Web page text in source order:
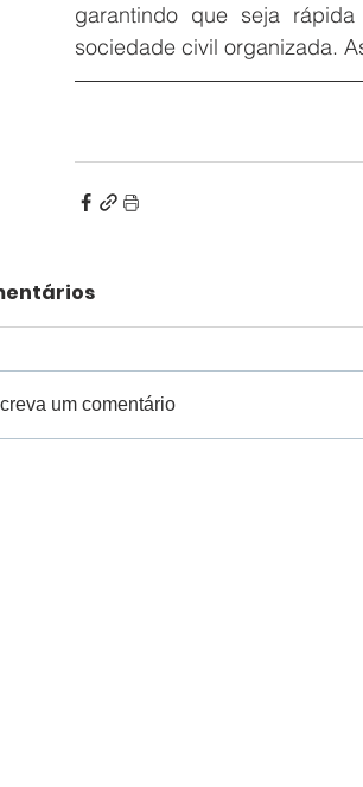
garantindo que seja
sociedade civil organizada.
um comentário